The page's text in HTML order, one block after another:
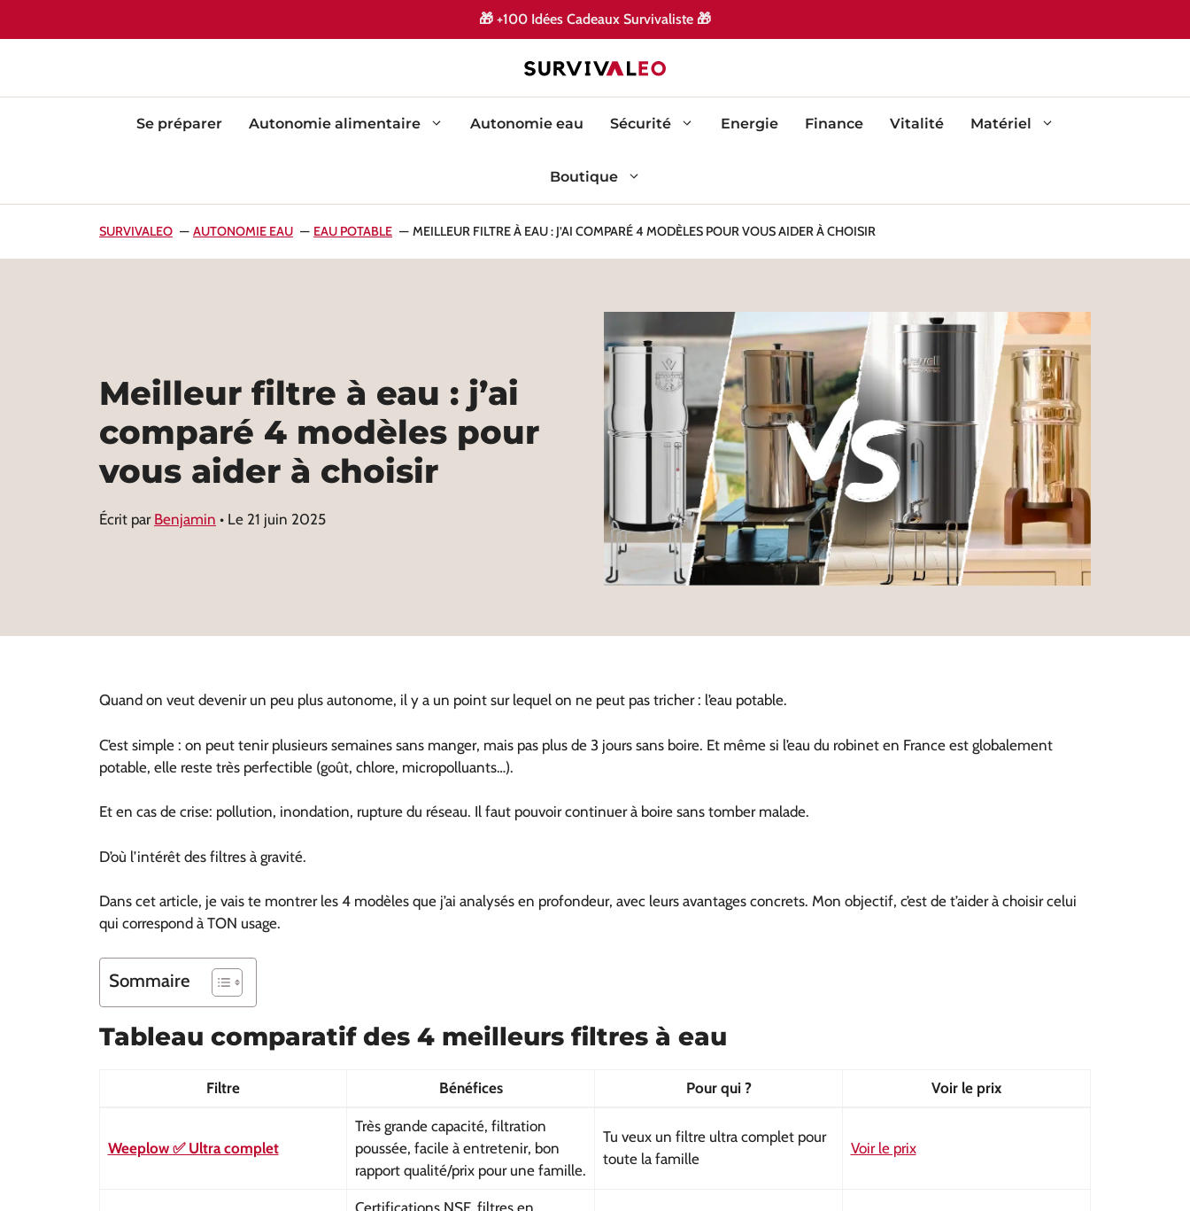
🎁 +100 Idées Cadeaux Survivaliste 🎁
Se préparer Autonomie alimentaire Autonomie eau Sécurité Energie Finance Vitalité Matériel
Boutique
SURVIVALEO AUTONOMIE EAU EAU POTABLE MEILLEUR FILTRE À EAU : J’AI COMPARÉ 4 MODÈLES POUR VOUS AIDER À CHOISIR
Meilleur filtre à eau : j’ai
comparé 4 modèles pour
vous aider à choisir
Écrit par Benjamin • Le 21 juin 2025
Quand on veut devenir un peu plus autonome, il y a un point sur lequel on ne peut pas tricher : l’eau potable.
C’est simple : on peut tenir plusieurs semaines sans manger, mais pas plus de 3 jours sans boire. Et même si l’eau du robinet en France est globalement
potable, elle reste très perfectible (goût, chlore, micropolluants…).
Et en cas de crise: pollution, inondation, rupture du réseau. Il faut pouvoir continuer à boire sans tomber malade.
D’où l’intérêt des filtres à gravité.
Dans cet article, je vais te montrer les 4 modèles que j’ai analysés en profondeur, avec leurs avantages concrets. Mon objectif, c’est de t’aider à choisir celui
qui correspond à TON usage.
Sommaire
Tableau comparatif des 4 meilleurs filtres à eau
Filtre Bénéfices Pour qui ? Voir le prix
Weeplow✅ Ultra complet
Très grande capacité, filtration
poussée, facile à entretenir, bon
rapport qualité/prix pour une famille.
Tu veux un filtre ultra complet pour
toute la famille
Voir le prix
Certifications NSF, filtres en